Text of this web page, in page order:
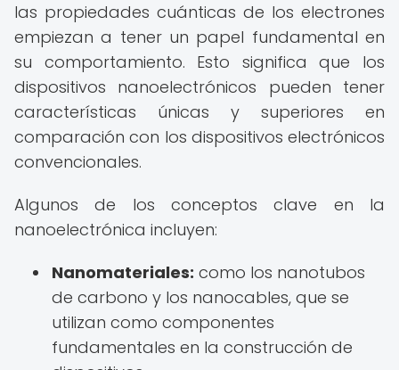
las propiedades cuánticas de los electrones
empiezan a tener un papel fundamental en
su comportamiento. Esto significa que los
dispositivos nanoelectrónicos pueden tener
características únicas y superiores en
comparación con los dispositivos electrónicos
convencionales.
Algunos de los conceptos clave en la
nanoelectrónica incluyen:
Nanomateriales: como los nanotubos
de carbono y los nanocables, que se
utilizan como componentes
fundamentales en la construcción de